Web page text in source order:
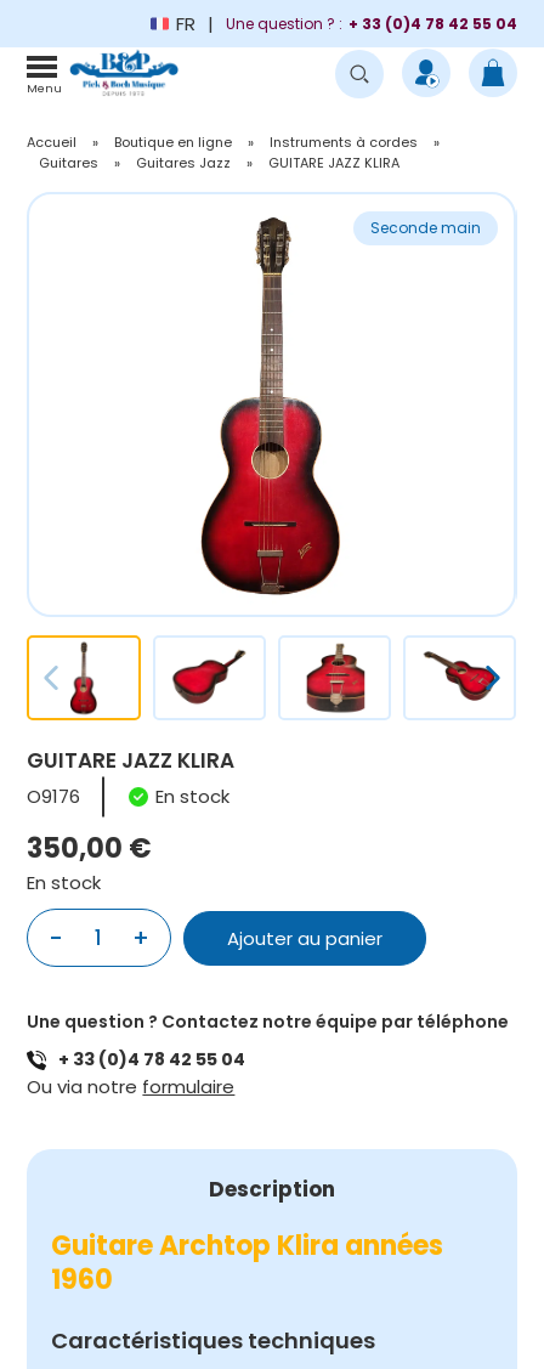
FR Une question ? : + 33 (0)4 78 42 55 04
Menu
Accueil » Boutique en ligne » Instruments à cordes
»
Guitares
» Guitares Jazz » GUITARE JAZZ KLIRA
Seconde main
GUITARE JAZZ KLIRA
O9176 En stock
350,00 €
En stock
-
quantité
JAZZ
KLIRA
1 + Ajouter au panier
Une question ? Contactez notre équipe par téléphone
+ 33 (0)4 78 42 55 04
Ou via notre formulaire
Description
Guitare Archtop Klira années
1960
Caractéristiques techniques